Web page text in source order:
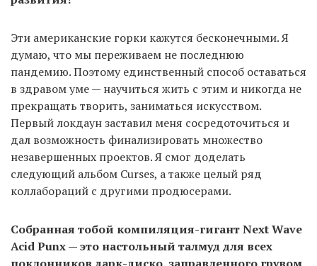
Эти американские горки кажутся бесконечными. Я
думаю, что мы переживаем не последнюю
пандемию. Поэтому единственный способ оставаться
в здравом уме — научиться жить с этим и никогда не
прекращать творить, заниматься искусством.
Первый локдаун заставил меня сосредоточиться и
дал возможность финализировать множество
незавершенных проектов. Я смог доделать
следующий альбом Curses, а также целый ряд
коллабораций с другими продюсерами.
Собранная тобой компиляция-гигант Next Wave
Acid Punx — это настольный талмуд для всех